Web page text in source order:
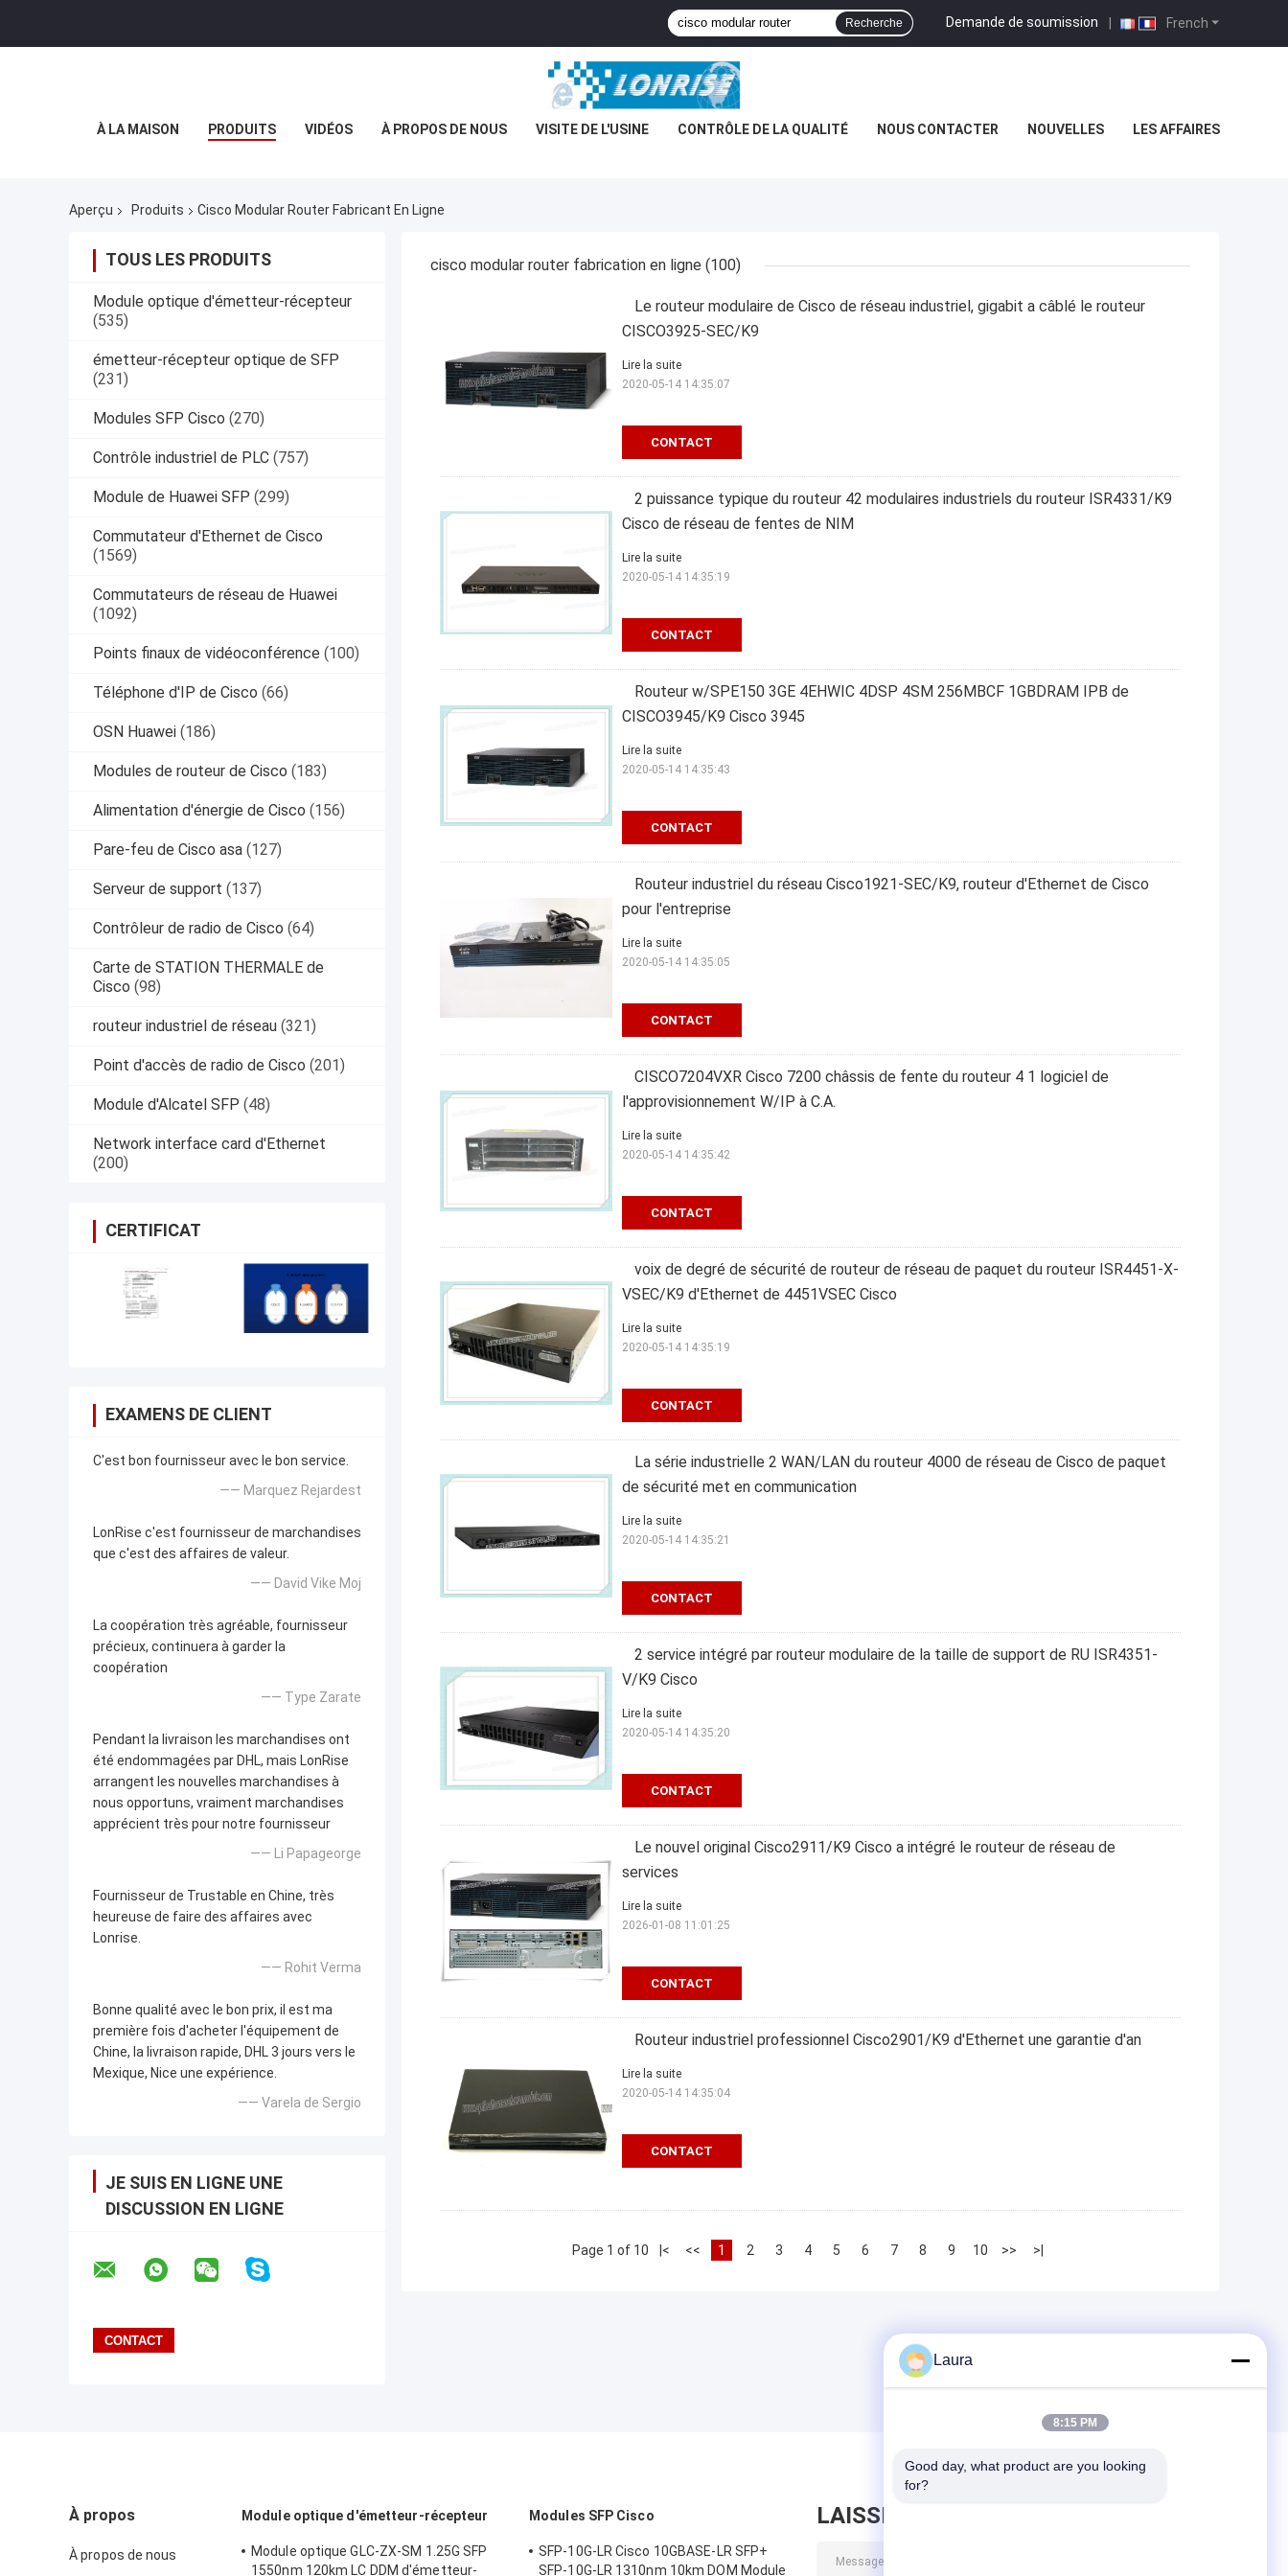
French
Demande de soumission |
Recherche
À LA MAISON PRODUITS VIDÉOS À PROPOS DE NOUS VISITE DE L'USINE CONTRÔLE DE LA QUALITÉ NOUS CONTACTER NOUVELLES LES AFFAIRES
Aperçu Produits Cisco Modular Router Fabricant En Ligne
TOUS LES PRODUITS
Module optique d'émetteur-récepteur
(535)
émetteur-récepteur optique de SFP
(231)
Modules SFP Cisco (270)
Contrôle industriel de PLC (757)
Module de Huawei SFP (299)
Commutateur d'Ethernet de Cisco
(1569)
Commutateurs de réseau de Huawei
(1092)
Points finaux de vidéoconférence (100)
Téléphone d'IP de Cisco (66)
OSN Huawei (186)
Modules de routeur de Cisco (183)
Alimentation d'énergie de Cisco (156)
Pare-feu de Cisco asa (127)
Serveur de support (137)
Contrôleur de radio de Cisco (64)
Carte de STATION THERMALE de
Cisco (98)
routeur industriel de réseau (321)
Point d'accès de radio de Cisco (201)
Module d'Alcatel SFP (48)
Network interface card d'Ethernet
(200)
CERTIFICAT
EXAMENS DE CLIENT
C'est bon fournisseur avec le bon service.
—— Marquez Rejardest
LonRise c'est fournisseur de marchandises
que c'est des affaires de valeur.
—— David Vike Moj
La coopération très agréable, fournisseur
précieux, continuera à garder la
coopération
—— Type Zarate
Pendant la livraison les marchandises ont
été endommagées par DHL, mais LonRise
arrangent les nouvelles marchandises à
nous opportuns, vraiment marchandises
apprécient très pour notre fournisseur
—— Li Papageorge
Fournisseur de Trustable en Chine, très
heureuse de faire des affaires avec
Lonrise.
—— Rohit Verma
Bonne qualité avec le bon prix, il est ma
première fois d'acheter l'équipement de
Chine, la livraison rapide, DHL 3 jours vers le
Mexique, Nice une expérience.
—— Varela de Sergio
JE SUIS EN LIGNE UNE
DISCUSSION EN LIGNE
cisco modular router fabrication en ligne (100)
Le routeur modulaire de Cisco de réseau industriel, gigabit a câblé le routeur
CISCO3925-SEC/K9
CONTACT
Lire la suite
2020-05-14 14:35:07
2 puissance typique du routeur 42 modulaires industriels du routeur ISR4331/K9
Cisco de réseau de fentes de NIM
CONTACT
Lire la suite
2020-05-14 14:35:19
Routeur w/SPE150 3GE 4EHWIC 4DSP 4SM 256MBCF 1GBDRAM IPB de
CISCO3945/K9 Cisco 3945
CONTACT
Lire la suite
2020-05-14 14:35:43
Routeur industriel du réseau Cisco1921-SEC/K9, routeur d'Ethernet de Cisco
pour l'entreprise
CONTACT
Lire la suite
2020-05-14 14:35:05
CISCO7204VXR Cisco 7200 châssis de fente du routeur 4 1 logiciel de
l'approvisionnement W/IP à C.A.
CONTACT
Lire la suite
2020-05-14 14:35:42
voix de degré de sécurité de routeur de réseau de paquet du routeur ISR4451-X-
VSEC/K9 d'Ethernet de 4451VSEC Cisco
CONTACT
Lire la suite
2020-05-14 14:35:19
La série industrielle 2 WAN/LAN du routeur 4000 de réseau de Cisco de paquet
de sécurité met en communication
CONTACT
Lire la suite
2020-05-14 14:35:21
2 service intégré par routeur modulaire de la taille de support de RU ISR4351-
V/K9 Cisco
CONTACT
Lire la suite
2020-05-14 14:35:20
Le nouvel original Cisco2911/K9 Cisco a intégré le routeur de réseau de
services
CONTACT
Lire la suite
2026-01-08 11:01:25
Routeur industriel professionnel Cisco2901/K9 d'Ethernet une garantie d'an
CONTACT
Lire la suite
2020-05-14 14:35:04
Page 1 of 10 |< << 1 2 3 4 5 6 7 8 9 10 >> >|
À propos
À propos de nous
Module optique d'émetteur-récepteur
Module optique GLC-ZX-SM 1.25G SFP
1550nm 120km LC DDM d'émetteur-
Modules SFP Cisco
SFP-10G-LR Cisco 10GBASE-LR SFP+
SFP-10G-LR 1310nm 10km DOM Module
LAISSEZ UN MESSAGE
Laura
8:15 PM
Good day, what product are you looking
for?